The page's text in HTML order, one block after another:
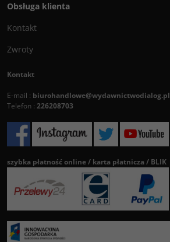
Obsługa klienta
Kontakt
Zwroty
Kontakt
E-mail : biurohandlowe@wydawnictwodialog.pl
Telefon : 226208703
szybka płatność online / karta płatnicza / BLIK